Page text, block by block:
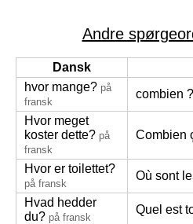
Andre
Dansk
hvor mange? på
fransk
combien ?
Hvor meget
koster dette? på
fransk
Combien
Hvor er toilettet?
på fransk
Où sont
Hvad hedder
du? på fransk
Quel est